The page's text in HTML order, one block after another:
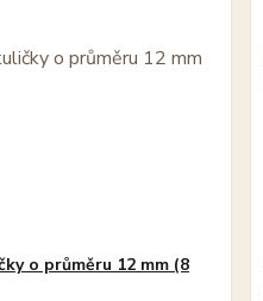
o průměru 12 mm (8